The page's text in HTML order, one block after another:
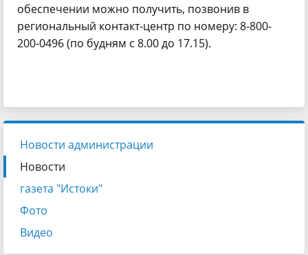
обеспечении можно получить, позвонив в
региональный контакт-центр по номеру: 8-800-
200-0496 (по будням с 8.00 до 17.15).
Новости администрации
Новости
газета "Истоки"
Фото
Видео